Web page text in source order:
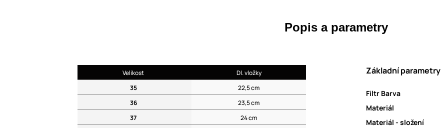
Popis a parametry
Velikost
Dl. vložky
35
22,5 cm
36
23,5 cm
37
24 cm
Základní parametry
Filtr Barva
Materiál
Materiál - složení